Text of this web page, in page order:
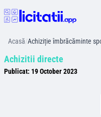
Acasă/Achiziție îmbrăcăminte
Achizitii directe
Publicat: 19 October 2023